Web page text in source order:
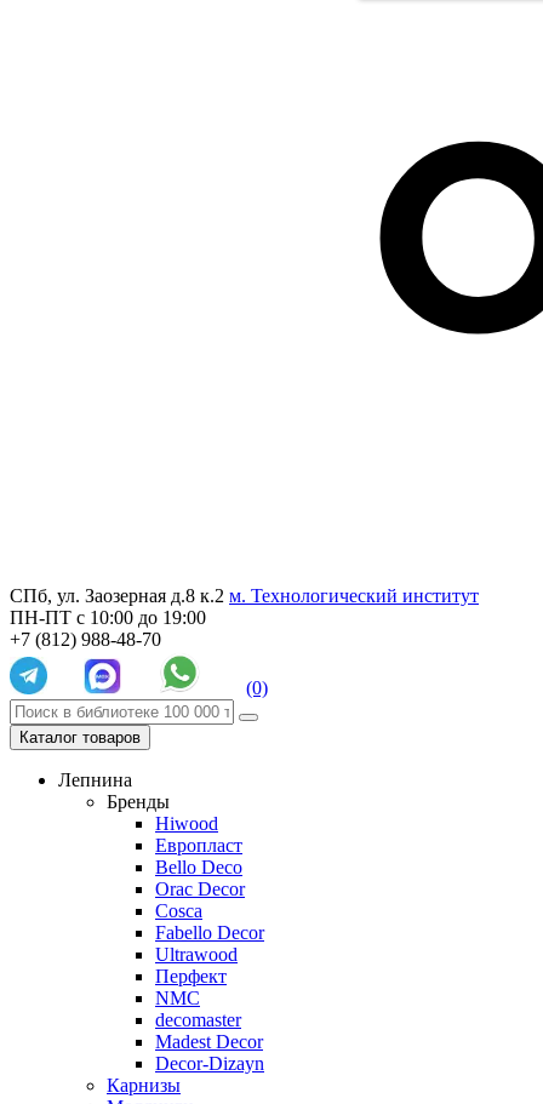
СПб, ул. Заозерная д.8 к.2 м. Технологический институт
ПН-ПТ с 10:00 до 19:00
+7 (812) 988-48-70
(0)
Каталог товаров
Лепнина
Бренды
Hiwood
Европласт
Bello Deco
Orac Decor
Cosca
Fabello Decor
Ultrawood
Перфект
NMC
decomaster
Madest Decor
Decor-Dizayn
Карнизы